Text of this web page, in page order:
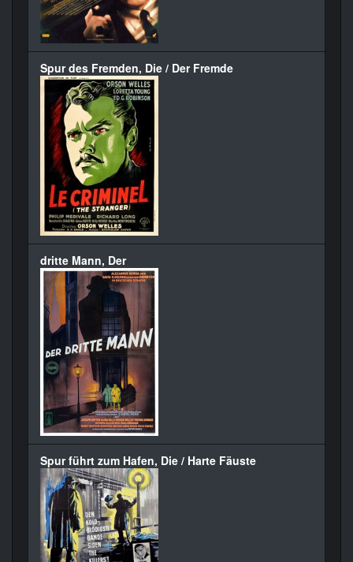
Spur des Fremden, Die / Der Fremde
dritte Mann, Der
Spur führt zum Hafen, Die / Harte Fäuste